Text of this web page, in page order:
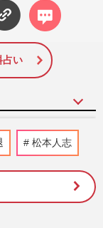
コメン
ト
占い
宏、30年続い
「ついに2人だ
2026/8/3
松本人志